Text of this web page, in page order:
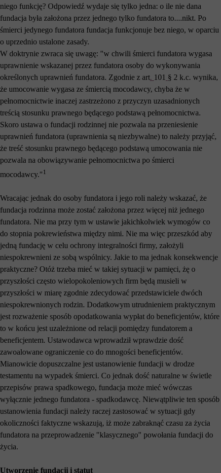
niego funkcję? Odpowiedź wydaje się tylko jedna: o ile nie dana
fundacja była założona przez jednego tylko fundatora to....nikt. Po
śmierci jedynego fundatora fundacja funkcjonuje bez niego, w oparciu
o uprzednio ustalone zasady.
W doktrynie zwraca się uwagę: "w chwili śmierci fundatora wygasa
uprawnienie wskazanej przez fundatora osoby do wykonywania
określonych uprawnień fundatora. Zgodnie z art. 101 § 2 k.c. wynika,
że umocowanie wygasa ze śmiercią mocodawcy, chyba że w
pełnomocnictwie inaczej zastrzeżono z przyczyn uzasadnionych
treścią stosunku prawnego będącego podstawą pełnomocnictwa.
Skoro ustawa o fundacji rodzinnej nie pozwala na przeniesienie
uprawnień fundatora (uprawnienia są niezbywalne) to należy przyjąć,
że treść stosunku prawnego będącego podstawą umocowania nie
pozwala na obowiązywanie pełnomocnictwa po śmierci
mocodawcy."1
Wracając jednak do osoby fundatora i jego roli należy wskazać, że
fundacja rodzinna może zostać założona przez więcej niż jednego
fundatora. Nie ma przy tym w ustawie jakichkolwiek wymogów co
do stopnia pokrewieństwa między nimi. Nie ma więc przeszkód aby
jedną fundację w celu ochrony integralności firmy, założyli
niespokrewnieni ze sobą wspólnicy. Jakie to ma jednak konsekwencje
praktyczne? Otóż trzeba mieć w takiej sytuacji w pamięci, żę o
przyszłości często wielopokoleniowych firm będą musieli w
przyszłości w miarę zgodnie zdecydować przedstawiciele dwóch
niespokrewnionych rodzin. Dodatkowym utrudnieniem praktycznym
jest rozważenie sposób opodatkowania wypłat do beneficjentów, które
to w końcu jest uzależnione od relacji pomiędzy fundatorem a
beneficjentem. Ustawodawca wprowadził wprawdzie dość
zawoalowane ograniczenie co do mnogości beneficjentów.
Mianowicie dopuszczalne jest ustanowienie fundacji w drodze
testamentu na wypadek śmierci. Co jednak dość naturalne w świetle
przepisów prawa spadkowego, fundacja może mieć wówczas
wyłącznie jednego fundatora - spadkodawcę. Niewątpliwie ten sposób
ustanowienia fundacji należy raczej zastosować w sytuacji gdy
okoliczności faktyczne wskazują, iż może zabraknąć czasu za życia
fundatora na przeprowadzenie "klasycznego" powołania fundacji do
życia.
Utworzenie fundacji i statut